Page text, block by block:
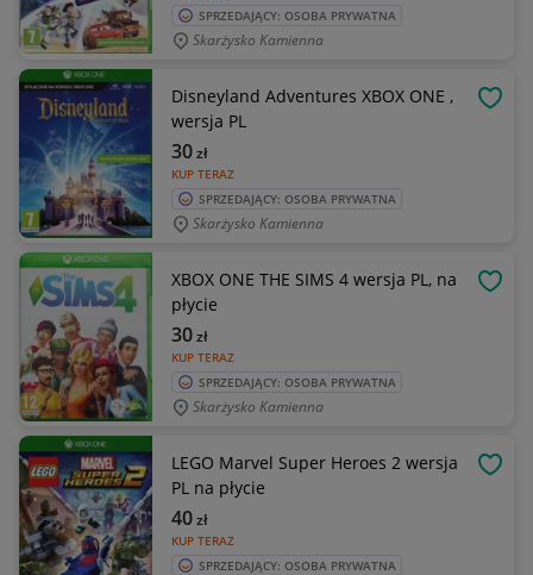
SPRZEDAJĄCY: OSOBA PRYWATNA
Skarżysko Kamienna
Disneyland Adventures XBOX ONE ,
wersja PL
KUP TERAZ
30zł
SPRZEDAJĄCY: OSOBA PRYWATNA
Skarżysko Kamienna
XBOX ONE THE SIMS 4 wersja PL, na
płycie
KUP TERAZ
30zł
SPRZEDAJĄCY: OSOBA PRYWATNA
Skarżysko Kamienna
LEGO Marvel Super Heroes 2 wersja
PL na płycie
KUP TERAZ
40zł
SPRZEDAJĄCY: OSOBA PRYWATNA